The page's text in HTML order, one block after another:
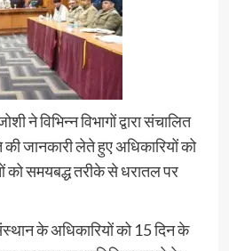
ने विभिन्न विभागों द्वारा संचालित
जानकारी लेते हुए अधिकारियों को
को समयबद्ध तरीके से धरातल पर
के अधिकारियों को 15 दिन के